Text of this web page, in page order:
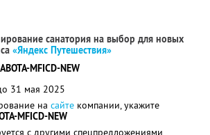
санатория на выбор для новых
«Яндекс Путешествия»
MFICD-NEW
31 мая 2025
на сайте компании, укажите
MFICD-NEW
с другими спецпредложениями